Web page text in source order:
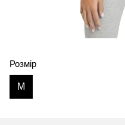
Розмір
M